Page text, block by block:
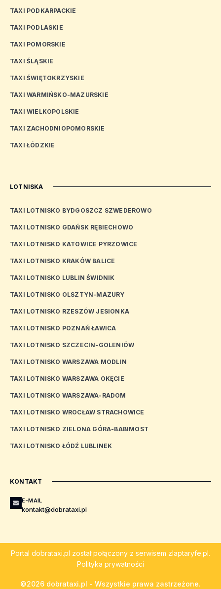
TAXI PODKARPACKIE
TAXI PODLASKIE
TAXI POMORSKIE
TAXI ŚLĄSKIE
TAXI ŚWIĘTOKRZYSKIE
TAXI WARMIŃSKO-MAZURSKIE
TAXI WIELKOPOLSKIE
TAXI ZACHODNIOPOMORSKIE
TAXI ŁÓDZKIE
LOTNISKA
TAXI LOTNISKO BYDGOSZCZ SZWEDEROWO
TAXI LOTNISKO GDAŃSK RĘBIECHOWO
TAXI LOTNISKO KATOWICE PYRZOWICE
TAXI LOTNISKO KRAKÓW BALICE
TAXI LOTNISKO LUBLIN ŚWIDNIK
TAXI LOTNISKO OLSZTYN-MAZURY
TAXI LOTNISKO RZESZÓW JESIONKA
TAXI LOTNISKO POZNAŃ ŁAWICA
TAXI LOTNISKO SZCZECIN-GOLENIÓW
TAXI LOTNISKO WARSZAWA MODLIN
TAXI LOTNISKO WARSZAWA OKĘCIE
TAXI LOTNISKO WARSZAWA-RADOM
TAXI LOTNISKO WROCŁAW STRACHOWICE
TAXI LOTNISKO ZIELONA GÓRA-BABIMOST
TAXI LOTNISKO ŁÓDŹ LUBLINEK
KONTAKT
E-MAIL
kontakt@dobrataxi.pl
Portal dobrataxi.pl został połączony z serwisem zlaptaryfe.pl.
Polityka prywatności
©2026 dobrataxi.pl - Wszystkie prawa zastrzeżone.